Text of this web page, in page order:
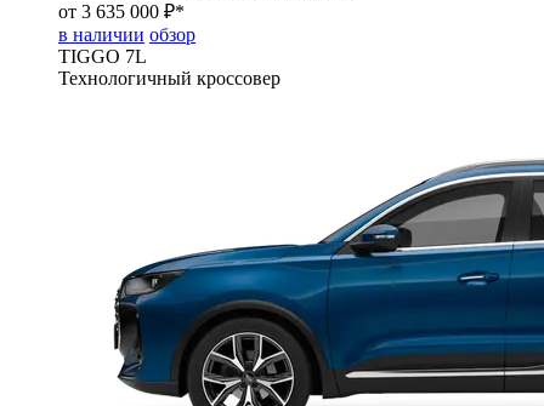
от 3 635 000 ₽*
в наличии обзор
TIGGO 7L
Технологичный кроссовер